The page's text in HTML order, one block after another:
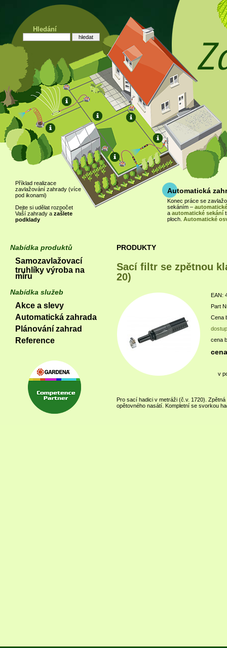
Hledání
Příklad realizace
zavlažování zahrady (více
pod ikonami)
Dejte si udělat rozpočet
Vaší zahrady a zašlete
podklady
Automatická
Konec práce se
sekáním –
a automatické sekání
ploch. Automatické
Sací filtr se zpětnou
20)
EAN:
Part
Cena
cena
v
Pro sací hadici v metráži (č.v. 1720).
opětovného nasátí. Kompletní se svorkou
PRODUKTY
Nabídka produktů
Samozavlažovací
truhlíky výroba na
míru
Nabídka služeb
Akce a slevy
Automatická zahrada
Plánování zahrad
Reference